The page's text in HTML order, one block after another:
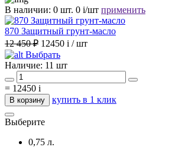
В наличии: 0 шт. 0 i/шт применить
870 Защитный грунт-масло
12 450 ₽ 12450 i / шт
Выбрать
Наличие: 11 шт
= 12450 i
В корзину купить в 1 клик
Выберите
0,75 л.